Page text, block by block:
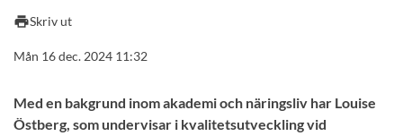
printSkriv ut
Mån 16 dec. 2024 11:32
Med en bakgrund inom akademi och näringsliv har Louise
Östberg, som undervisar i kvalitetsutveckling vid